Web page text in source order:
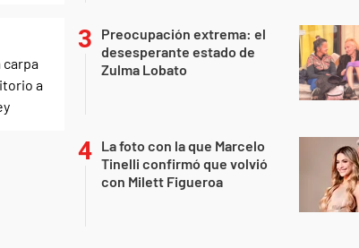
Preocupación extrema: el
desesperante estado de
Zulma Lobato
La foto con la que Marcelo
Tinelli confirmó que volvió
con Milett Figueroa